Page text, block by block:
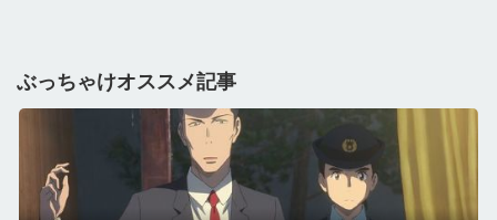
ぶっちゃけオススメ記事